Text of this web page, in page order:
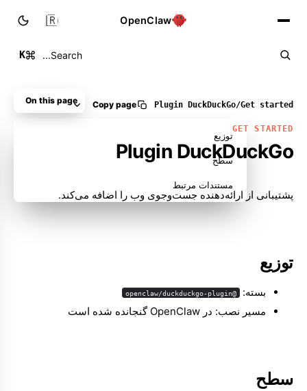
OpenClaw
Search...
K
🇮🇷
Get started
/
Plugin DuckDuckGo
Copy page
GET STARTED
Plugin DuckDuckGo
پشتیبانی از ارائه‌دهنده جست‌وجوی وب را اضافه می‌کند.
توزیع
بسته: @openclaw/duckduckgo-plugin
مسیر نصب: در OpenClaw گنجانده شده است
سطح
On this page
توزیع
سطح
مستندات مرتبط